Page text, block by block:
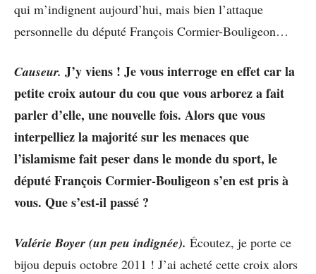
qui m’indignent aujourd’hui, mais bien l’attaque
personnelle du député François Cormier-Bouligeon…
Causeur. J’y viens ! Je vous interroge en effet car la
petite croix autour du cou que vous arborez a fait
parler d’elle, une nouvelle fois. Alors que vous
interpelliez la majorité sur les menaces que
l’islamisme fait peser dans le monde du sport, le
député François Cormier-Bouligeon s’en est pris à
vous. Que s’est-il passé ?
Valérie Boyer (un peu indignée). Écoutez, je porte ce
bijou depuis octobre 2011 ! J’ai acheté cette croix alors